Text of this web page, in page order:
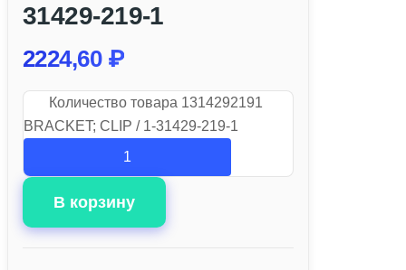
31429-219-1
2224,60 ₽
Количество товара 1314292191
BRACKET; CLIP / 1-31429-219-1
В корзину